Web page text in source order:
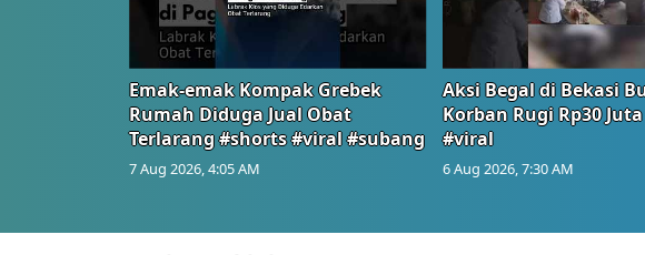
Emak-emak Kompak Grebek
Rumah Diduga Jual Obat
Terlarang #shorts #viral #subang
7 Aug 2026, 4:05 AM
Aksi Begal di Bekasi
Korban Rugi Rp30
#viral
6 Aug 2026, 7:30 AM